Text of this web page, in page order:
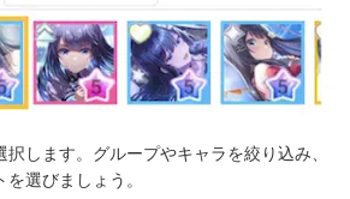
します。グループやキャラを絞り込み、
選びましょう。